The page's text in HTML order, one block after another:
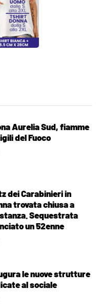
Aurelia Sud, fiamme
del Fuoco
dei Carabinieri in
trovata chiusa a
Sequestrata
un 52enne
le nuove strutture
al sociale